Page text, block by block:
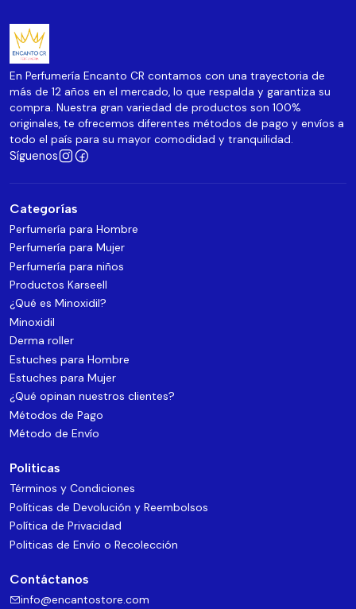
En Perfumería Encanto CR contamos con una trayectoria de
más de 12 años en el mercado, lo que respalda y garantiza su
compra. Nuestra gran variedad de productos son 100%
originales, te ofrecemos diferentes métodos de pago y envíos a
todo el país para su mayor comodidad y tranquilidad.
Síguenos
Categorías
Perfumería para Hombre
Perfumería para Mujer
Perfumería para niños
Productos Karseell
¿Qué es Minoxidil?
Minoxidil
Derma roller
Estuches para Hombre
Estuches para Mujer
¿Qué opinan nuestros clientes?
Métodos de Pago
Método de Envío
Politicas
Términos y Condiciones
Políticas de Devolución y Reembolsos
Política de Privacidad
Politicas de Envío o Recolección
Contáctanos
info@encantostore.com